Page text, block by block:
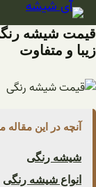
رفتن
به
محتوا
قیمت شیشه
زیبا و متفاوت
آنچه در این مقاله
شیشه رنگی
انواع شیشه رنگی